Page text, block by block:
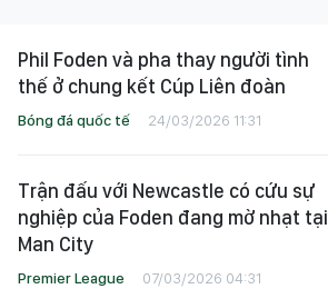
Phil Foden và pha thay người tình
thế ở chung kết Cúp Liên đoàn
Bóng đá quốc tế 24/03/2026 11:31
Trận đấu với Newcastle có cứu sự
nghiệp của Foden đang mờ nhạt tại
Man City
Premier League 07/03/2026 04:31